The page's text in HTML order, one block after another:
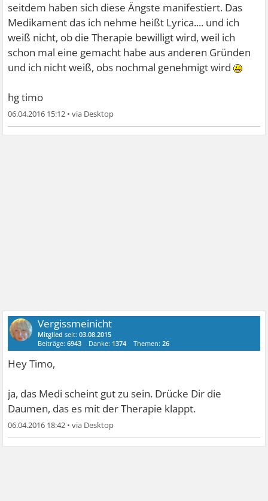
seitdem haben sich diese Ängste manifestiert. Das
Medikament das ich nehme heißt Lyrica.... und ich
weiß nicht, ob die Therapie bewilligt wird, weil ich
schon mal eine gemacht habe aus anderen Gründen
und ich nicht weiß, obs nochmal genehmigt wird
hg timo
06.04.2016 15:12 •
Vergissmeinicht
Mitglied seit:03.08.2015
Beiträge:6943 Danke: 1374 Themen:26
Hey Timo,
ja, das Medi scheint gut zu sein. Drücke Dir die
Daumen, das es mit der Therapie klappt.
06.04.2016 18:42 •